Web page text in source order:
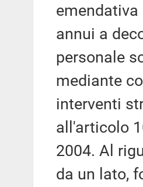
annui a
personale
mediante
interventi
all'articolo
2004. Al
da un lato,